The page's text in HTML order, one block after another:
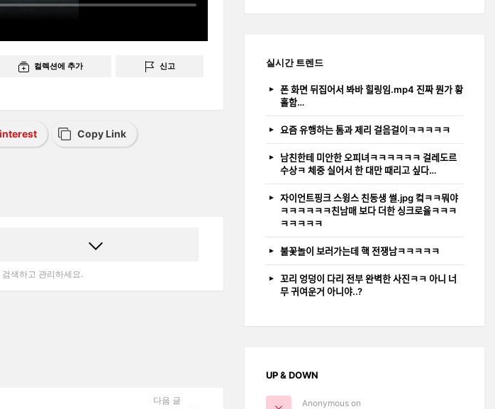
컬렉션에 추가 신고
Copy Link
색하고 관리하세요.
다음 글
실시간 트렌드
폰 화면 뒤집어서 봐바 힐링임.mp4 진짜 뭔가 황
홀함…
요즘 유행하는 톰과 제리 걸음걸이ㅋㅋㅋㅋㅋ
남친한테 미안한 오피녀ㅋㅋㅋㅋㅋㅋ 걸레도르
수상ㅋ 체중 실어서 한 대만 때리고 싶다…
자이언트핑크 스윙스 친동생 썰.jpg 컼ㅋㅋ뭐야
ㅋㅋㅋㅋㅋㅋ친남매 보다 더한 싱크로율ㅋㅋㅋ
ㅋㅋㅋㅋㅋ
불꽃놀이 보러가는데 핵 전쟁남ㅋㅋㅋㅋㅋ
꼬리 엉덩이 다리 전부 완벽한 사진ㅋㅋ 아니 너
무 귀여운거 아니야..?
UP & DOWN
Anonymous on